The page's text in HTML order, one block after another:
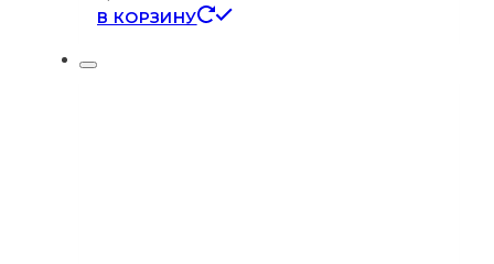
В КОРЗИНУ